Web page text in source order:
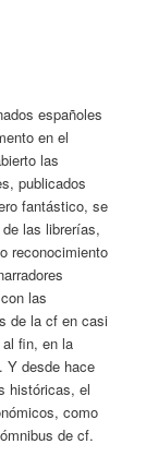
españoles
en el
las
publicados
fantástico, se
las librerías,
reconocimiento
las
de la cf en casi
fin, en la
Y desde hace
históricas, el
como
de cf.